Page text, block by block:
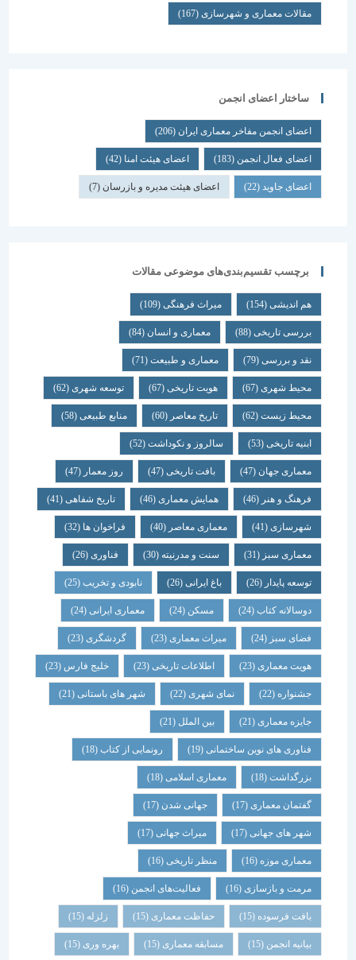
مقالات معماری و شهرسازی(167)
ساختار اعضای انجمن
اعضای انجمن مفاخر معماری ایران (206)
اعضای فعال انجمن(183) اعضای هیئت امنا(42)
اعضای جاوید(22) اعضای هیئت مدیره و بازرسان(7)
برچسب تقسیم‌بندی‌های موضوعی مقالات
هم اندیشی (154) میراث فرهنگی (109)
بررسی تاریخی (88) معماری و انسان (84)
نقد و بررسی (79) معماری و طبیعت (71)
محیط شهری(67) هویت تاریخی(67) توسعه شهری(62)
محیط زیست(62) تاریخ معاصر(60) منابع طبیعی(58)
ابنیه تاریخی(53) سالروز و نکوداشت(52)
معماری جهان (47) بافت تاریخی(47) روز معمار(47)
فرهنگ و هنر(46) همایش معماری (46) تاریخ شفاهی (41)
شهرسازی(41) معماری معاصر(40) فراخوان ها (32)
معماری سبز(31) سنت و مدرنیته(30) فناوری (26)
توسعه پایدار(26) باغ ایرانی(26) نابودی و تخریب(25)
دوسالانه کتاب(24) مسکن (24) معماری ایرانی(24)
فضای سبز(24) میراث معماری (23) گردشگری (23)
هویت معماری (23) اطلاعات تاریخی(23) خلیج فارس(23)
جشنواره(22) نمای شهری(22) شهر های باستانی (21)
جایزه معماری (21) بین الملل(21)
فناوری های نوین ساختمانی(19) رونمایی از کتاب (18)
بزرگداشت (18) معماری اسلامی(18)
گفتمان معماری (17) جهانی شدن(17)
شهر های جهانی(17) میراث جهانی(17)
معماری موزه(16) منظر تاریخی (16)
مرمت و بازسازی(16) فعالیت‌های انجمن(16)
بافت فرسوده (15) حفاظت معماری (15) زلزله
بیانیه انجمن(15) مسابقه معماری (15) بهره وری(15)